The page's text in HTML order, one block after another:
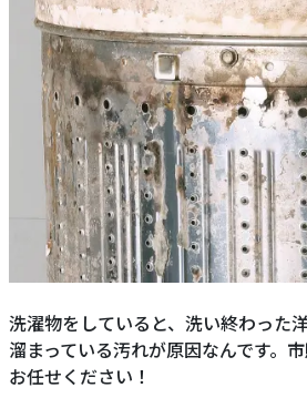
洗濯物をしていると、洗い終わった
溜まっている汚れが原因なんです。
お任せください！